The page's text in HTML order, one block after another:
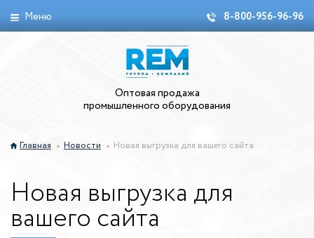
Меню 8-800-956-96-96
Оптовая продажа
промышленного оборудования
Главная Новости Новая выгрузка для вашего сайта
Новая выгрузка для
вашего сайта